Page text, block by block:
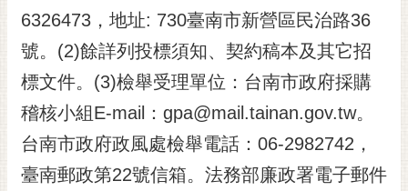
6326473，地址: 730臺南市新營區民治路36
號。(2)餘詳列投標須知、契約稿本及其它招
標文件。(3)檢舉受理單位：台南市政府採購
稽核小組E-mail：gpa@mail.tainan.gov.tw。
台南市政府政風處檢舉電話：06-2982742，
臺南郵政第22號信箱。法務部廉政署電子郵件